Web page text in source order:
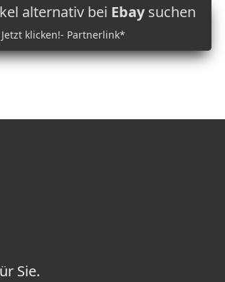
alternativ bei Ebaysuchen
Jetzt klicken!- Partnerlink*
Sie.